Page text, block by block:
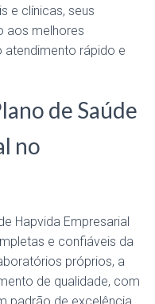
e clínicas, seus
aos melhores
atendimento rápido e
de Saúde
no
Hapvida Empresarial
e confiáveis da
próprios, a
de qualidade, com